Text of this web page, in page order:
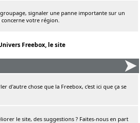
signaler une panne importante sur un
votre région.
Freebox, le site
d'autre chose que la Freebox, c'est ici que ça se
le site, des suggestions ? Faites-nous en part